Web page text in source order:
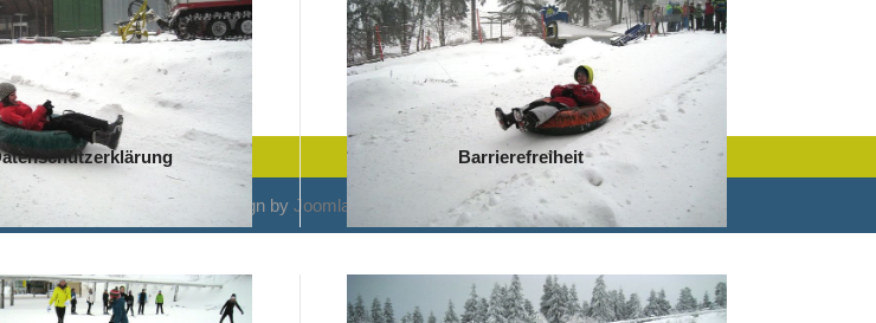
Barrierefreiheit
- Powered by Joomla - Design by Joomlaplates